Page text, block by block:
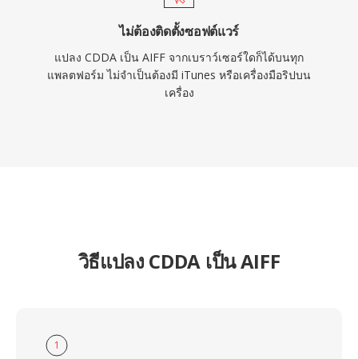
ไม่ต้องติดตั้งซอฟต์แวร์
แปลง CDDA เป็น AIFF จากเบราว์เซอร์ใดก็ได้บนทุก
แพลตฟอร์ม ไม่จำเป็นต้องมี iTunes หรือเครื่องมือริปบน
เครื่อง
วิธีแปลง CDDA เป็น AIFF
1